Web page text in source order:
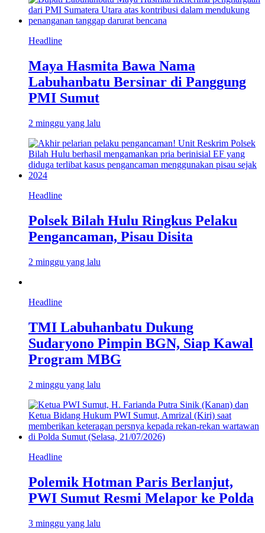
Headline
Maya Hasmita Bawa Nama
Labuhanbatu Bersinar di Panggung
PMI Sumut
2 minggu yang lalu
Headline
Polsek Bilah Hulu Ringkus Pelaku
Pengancaman, Pisau Disita
2 minggu yang lalu
Headline
TMI Labuhanbatu Dukung
Sudaryono Pimpin BGN, Siap Kawal
Program MBG
2 minggu yang lalu
Headline
Polemik Hotman Paris Berlanjut,
PWI Sumut Resmi Melapor ke Polda
3 minggu yang lalu